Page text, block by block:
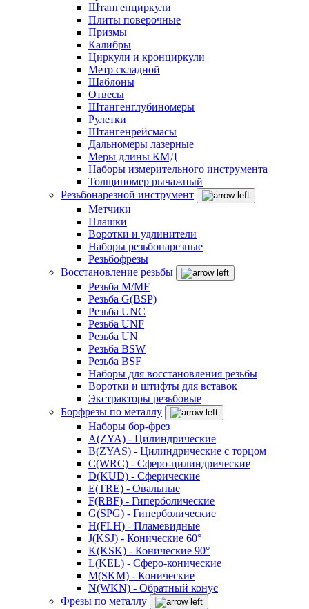
Штангенциркули
Плиты поверочные
Призмы
Калибры
Циркули и кронциркули
Метр складной
Шаблоны
Отвесы
Штангенглубиномеры
Рулетки
Штангенрейсмасы
Дальномеры лазерные
Меры длины КМД
Наборы измерительного инструмента
Толщиномер рычажный
Резьбонарезной инструмент
Метчики
Плашки
Воротки и удлинители
Наборы резьбонарезные
Резьбофрезы
Восстановление резьбы
Резьба M/MF
Резьба G(BSP)
Резьба UNC
Резьба UNF
Резьба UN
Резьба BSW
Резьба BSF
Наборы для восстановления резьбы
Воротки и штифты для вставок
Экстракторы резьбовые
Борфрезы по металлу
Наборы бор-фрез
A(ZYA) - Цилиндрические
B(ZYAS) - Цилиндрические с торцом
C(WRC) - Сферо-цилиндрические
D(KUD) - Сферические
E(TRE) - Овальные
F(RBF) - Гиперболические
G(SPG) - Гиперболические
H(FLH) - Пламевидные
J(KSJ) - Конические 60°
K(KSK) - Конические 90°
L(KEL) - Сферо-конические
M(SKM) - Конические
N(WKN) - Обратный конус
Фрезы по металлу